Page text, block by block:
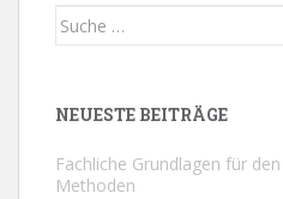
Suche
NEUESTE BEITRÄGE
Fachliche Grundlagen für
Methoden